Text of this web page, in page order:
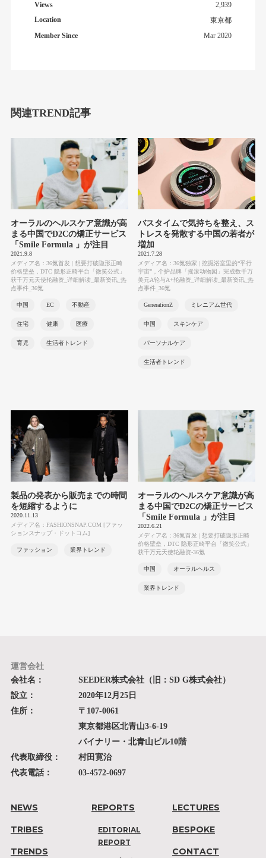
Views
2,939
Location
東京都
Member Since
Mar 2020
関連TREND記事
オーラルのヘルスケア意識が高
まる中国でD2Cの矯正サービス
「Smile Formula 」が注目
2021.9.8
メディア名：36氪首发 | 想要打破隐形正畸
价格壁垒，DTC 隐形正畸平台「微笑公式」
获千万元天使轮融资_详细解读_最新资讯_热
点事件_36氪
中国 EC 不動産
住宅 健康 医療
育児 生活者トレンド
バスタイムで気持ちを整え、ス
トレスを発散する中国の若者が
増加
2021.7.28
メディア名：36氪独家 | 挖掘浴室里的“平行
宇宙”，个护品牌「摇滚动物园」完成数千万
美元A轮与A+轮融资_详细解读_最新资讯_热
点事件_36氪
GenerationZ ミレニアム世代
中国 スキンケア
パーソナルケア
生活者トレンド
製品の発表から販売までの時間
を短縮するように
2020.11.13
メディア名：FASHIONSNAP.COM [ファッ
ションスナップ・ドットコム]
ファッション 業界トレンド
オーラルのヘルスケア意識が高
まる中国でD2Cの矯正サービス
「Smile Formula 」が注目
2022.6.21
メディア名：36氪首发 | 想要打破隐形正畸
价格壁垒，DTC 隐形正畸平台「微笑公式」
获千万元天使轮融资-36氪
中国 オーラルヘルス
業界トレンド
運営会社
会社名：
SEEDER株式会社（旧：SD G株式会社）
設立：
2020年12月25日
住所：
〒107-0061
東京都港区北青山3-6-19
バイナリー・北青山ビル10階
代表取締役：
村田寛治
代表電話：
03-4572-0697
NEWS
TRIBES
TRENDS
REPORTS
EDITORIAL
REPORT
LECTURES
BESPOKE
CONTACT